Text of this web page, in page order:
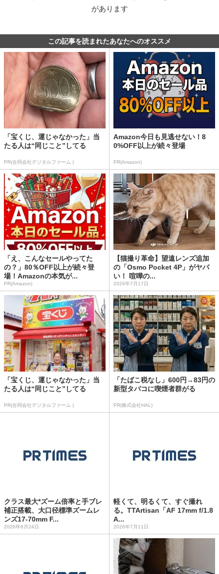
があります
この記事を読まれたあなたへのオススメ
「宝くじ、運じゃなかった」当
たる人は“同じこと”してる
PR(合同会社デジタルファーム )
Amazon今日も見逃せない！8
0%OFF以上が続々登場
PR(Amazon)
「え、こんなセールやってた
の？」80％OFF以上が続々登
場！Amazonの本気が...
PR(Amazon)
【猫撮り革命】望遠レンズ追加
の「Osmo Pocket 4P」がヤバ
い！ 喧嘩の...
2026年7月17日
「宝くじ、運じゃなかった」当
たる人は“同じこと”してる
PR(合同会社デジタルファーム )
「たばこ税なし」600円→83円の
新型タバコに喫煙者群がる
PR(株式会社HAL)
クラス最大*ズーム倍率と手ブレ
補正搭載、大口径標準ズームレ
ンズ17-70mm F...
2026年6月24日
軽くて、明るくて、すぐ撮れ
る。TTArtisan「AF 17mm f/1.8
A...
2026年7月11日